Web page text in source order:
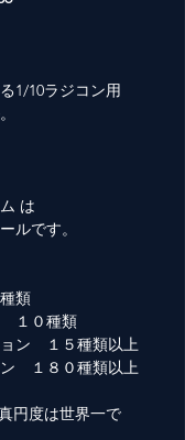
1/10ラジコン用
は
ルです。
類
１０種類
ン １５種類以上
１８０種類以上
円度は世界一で